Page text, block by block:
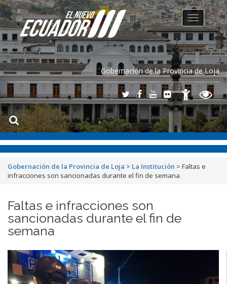
Gobernación de la Provincia de Loja
Toggle
navigation
Gobernación de la Provincia de Loja > La Institución > Faltas e
infracciones son sancionadas durante el fin de semana
Faltas e infracciones son
sancionadas durante el fin de
semana